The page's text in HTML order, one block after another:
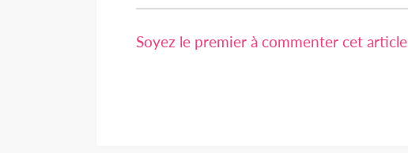
Soyez le premier à commenter cet article